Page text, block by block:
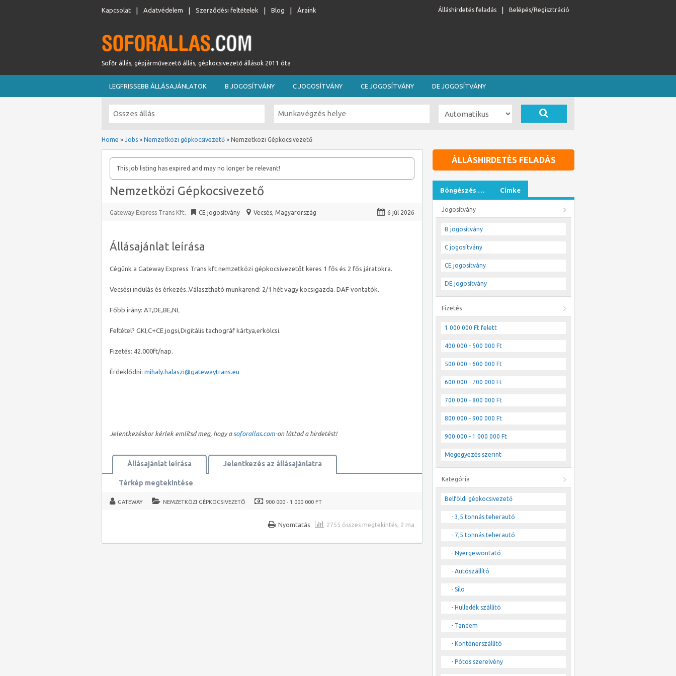
Kapcsolat Adatvédelem Szerződési feltételek Blog Áraink Belépés/Regisztráció
Álláshirdetés feladás
Sofőr állás, gépjárművezető állás, gépkocsivezető állások 2011 óta
LEGFRISSEBB ÁLLÁSAJÁNLATOK B JOGOSÍTVÁNY C JOGOSÍTVÁNY CE JOGOSÍTVÁNY DE JOGOSÍTVÁNY
Home » Jobs » Nemzetközi gépkocsivezető » Nemzetközi Gépkocsivezető
This job listing has expired and may no longer be relevant!
Nemzetközi Gépkocsivezető
Gateway Express Trans Kft. CE jogosítvány Vecsés, Magyarország 6 júl 2026
Állásajánlat leírása
Cégünk a Gateway Express Trans kft nemzetközi gépkocsivezetőt keres 1 fős és 2 fős járatokra.
Vecsési indulás és érkezés..Választható munkarend: 2/1 hét vagy kocsigazda. DAF vontatók.
Főbb irány: AT,DE,BE,NL
Feltétel? GKI,C+CE jogsi,Digitális tachográf kártya,erkölcsi.
Fizetés: 42.000ft/nap.
Érdeklődni: mihaly.halaszi@gatewaytrans.eu
Jelentkezéskor kérlek említsd meg, hogy a soforallas.com-on láttad a hirdetést!
Állásajánlat leírása Jelentkezés az állásajánlatra
Térkép megtekintése
GATEWAY NEMZETKÖZI GÉPKOCSIVEZETŐ 900 000 - 1 000 000 FT
2755 összes megtekintés, 2 ma
Nyomtatás
ÁLLÁSHIRDETÉS FELADÁS
Böngészés … Címke
Jogosítvány
B jogosítvány
C jogosítvány
CE jogosítvány
DE jogosítvány
Fizetés
1 000 000 Ft felett
400 000 - 500 000 Ft
500 000 - 600 000 Ft
600 000 - 700 000 Ft
700 000 - 800 000 Ft
800 000 - 900 000 Ft
900 000 - 1 000 000 Ft
Megegyezés szerint
Kategória
Belföldi gépkocsivezető
- 3,5 tonnás teherautó
- 7,5 tonnás teherautó
- Nyergesvontató
- Autószállító
- Silo
- Hulladék szállító
- Tandem
- Konténerszállító
- Pótos szerelvény